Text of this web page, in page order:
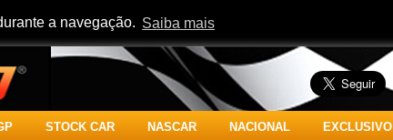
a navegação. Saiba mais
STOCK CAR NASCAR NACIONAL EXCLUSIVO